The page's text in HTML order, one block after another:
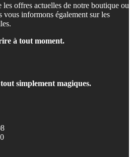
offres actuelles de notre boutique ou
informons également sur les
à tout moment.
simplement magiques.